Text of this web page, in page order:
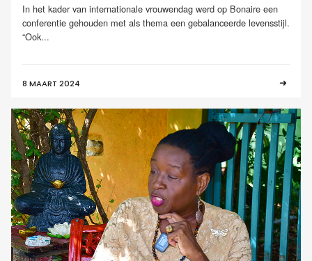
In het kader van internationale vrouwendag werd op Bonaire een
conferentie gehouden met als thema een gebalanceerde levensstijl.
“Ook...
8 MAART 2024